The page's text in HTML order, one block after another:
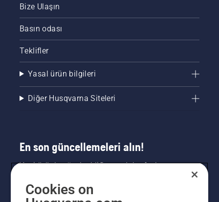
Bize Ulaşın
Basın odası
Teklifler
Yasal ürün bilgileri
Diğer Husqvarna Siteleri
En son güncellemeleri alın!
Yeni ürünler, özel teklifler ve daha fazlası
buradan kaydolun.
Cookies on